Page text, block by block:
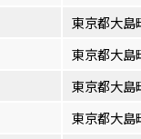
東京都大島
東京都大島
東京都大島
東京都大島